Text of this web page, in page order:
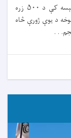
د بدخشان ولایت د شهر بزرگ ولسوالۍ په وندیانو لېسه کې د ۵۰۰ زره
د یوې ژورې څاه
. .